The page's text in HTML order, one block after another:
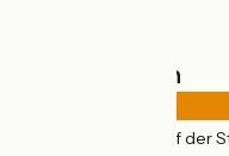
Straßentypen
(100%) Auf der